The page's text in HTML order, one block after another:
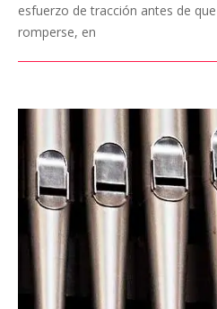
esfuerzo de tracción antes de
romperse, en